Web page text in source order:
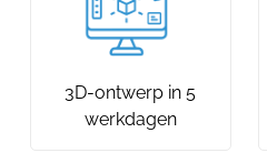
3D-ontwerp in 5
werkdagen